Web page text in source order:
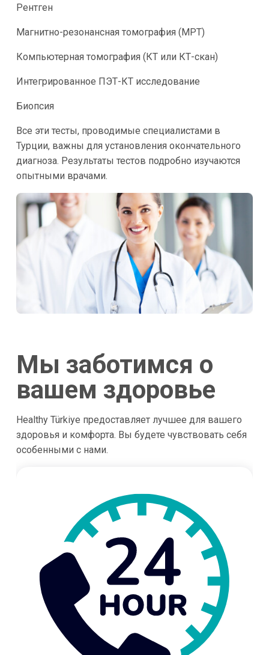
Рентген
Магнитно-резонансная томография (МРТ)
Компьютерная томография (КТ или КТ-скан)
Интегрированное ПЭТ-КТ исследование
Биопсия
Все эти тесты, проводимые специалистами в
Турции, важны для установления окончательного
диагноза. Результаты тестов подробно изучаются
опытными врачами.
Мы заботимся о
вашем здоровье
Healthy Türkiye предоставляет лучшее для вашего
здоровья и комфорта. Вы будете чувствовать себя
особенными с нами.